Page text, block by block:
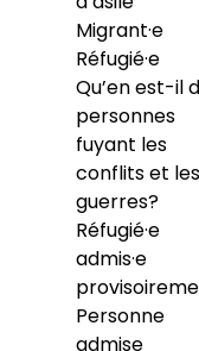
Migrant·e
Réfugié·e
Qu’en est-il
personnes
fuyant les
conflits et les
guerres?
Réfugié·e
admis·e
Personne
admise